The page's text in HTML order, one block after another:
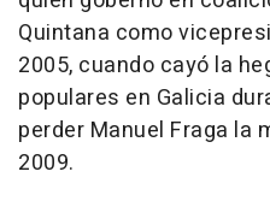
Quintana como
2005, cuando cayó la
populares en Galicia
perder Manuel Fraga la
2009.